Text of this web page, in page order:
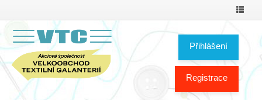
Přihlášení
Registrace